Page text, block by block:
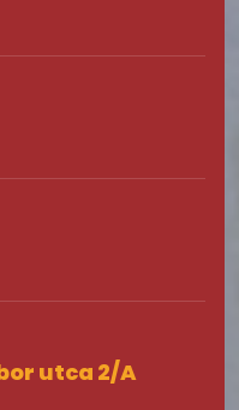
utca 2/A